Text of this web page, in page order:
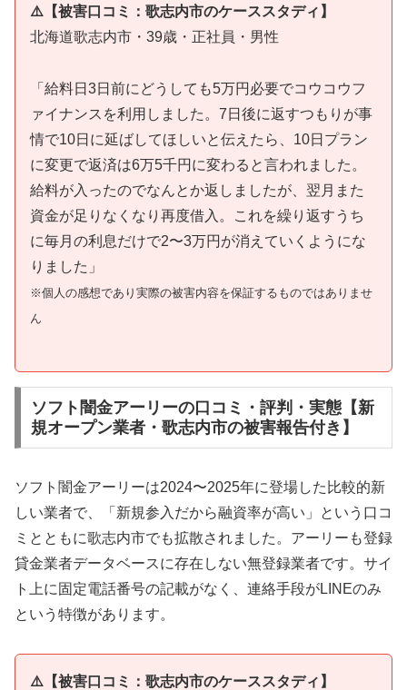
⚠️【被害口コミ：歌志内市のケーススタディ】
北海道歌志内市・39歳・正社員・男性
「給料日3日前にどうしても5万円必要でコウコウフ
ァイナンスを利用しました。7日後に返すつもりが事
情で10日に延ばしてほしいと伝えたら、10日プラン
に変更で返済は6万5千円に変わると言われました。
給料が入ったのでなんとか返しましたが、翌月また
資金が足りなくなり再度借入。これを繰り返すうち
に毎月の利息だけで2〜3万円が消えていくようにな
りました」
※個人の感想であり実際の被害内容を保証するものではありませ
ん
ソフト闇金アーリーの口コミ・評判・実態【新
規オープン業者・歌志内市の被害報告付き】
ソフト闇金アーリーは2024〜2025年に登場した比較的新
しい業者で、「新規参入だから融資率が高い」という口コ
ミとともに歌志内市でも拡散されました。アーリーも登録
貸金業者データベースに存在しない無登録業者です。サイ
ト上に固定電話番号の記載がなく、連絡手段がLINEのみ
という特徴があります。
⚠️【被害口コミ：歌志内市のケーススタディ】